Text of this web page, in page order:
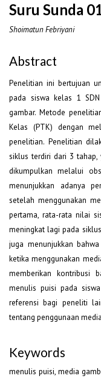
Suru Sunda
Shoimatun Febriyani
Abstract
Penelitian ini bertujuan
pada siswa kelas 1
gambar. Metode
Kelas (PTK) dengan
penelitian. Penelitian
siklus terdiri dari 3 tahap,
dikumpulkan melalui
menunjukkan adanya
setelah menggunakan
pertama, rata-rata nilai
meningkat lagi pada
juga menunjukkan
ketika menggunakan
memberikan kontribusi
menulis puisi pada
referensi bagi peneliti
tentang penggunaan
Keywords
menulis puisi, media